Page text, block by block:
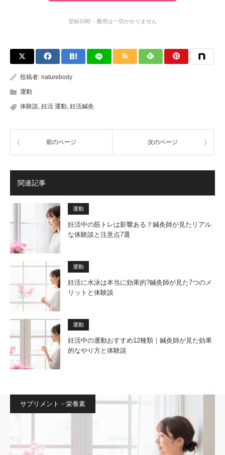
登録10秒・費用は一切かかりません
投稿者: naturebody
運動
体験談, 妊活 運動, 妊活鍼灸
前のページ 次のページ
関連記事
運動
妊活中の筋トレは影響ある？鍼灸師が見たリアル
な体験談と注意点7選
運動
妊活に水泳は本当に効果的?鍼灸師が見た7つのメ
リットと体験談
運動
妊活中の運動おすすめ12種類｜鍼灸師が見た効果
的なやり方と体験談
サプリメント・栄養素